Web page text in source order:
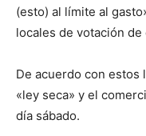
(esto) al límite al
locales de votación de
De acuerdo con estos
«ley seca» y el
día sábado.